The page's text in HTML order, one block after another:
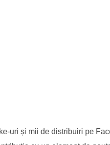
uri și mii de distribuiri pe